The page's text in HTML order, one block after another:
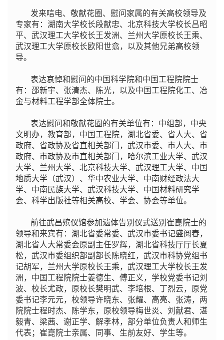
发来唁电、敬献花圈、慰问家属的有关高校领导及
专家有：湖南大学校长段献忠、北京科技大学校长吕昭
平、武汉理工大学校长王发洲、兰州大学原校长王乘、
武汉理工大学原校长欧阳世翕，以及其他兄弟高校领
导。
表达哀悼和慰问的中国科学院和中国工程院院士
有：邵新宇、张清杰、陈光，以及中国工程院化工、冶
金与材料工程学部全体院士。
表达慰问和敬献花圈的有关单位有：中组部，中央
文明办，教育部，中国工程院，湖北省委、省人大、省
政府、省政协及省直相关部门，武汉市委、市人大、市
政府、市政协及市直相关部门，哈尔滨工业大学、武汉
大学、兰州大学、北京科技大学、武汉理工大学、中国
地质大学（武汉）、华中农业大学、中南财经政法大
学、中南民族大学、武汉科技大学、中国材料研究学
会、科学出版社等相关高校、学会、协会等单位。
前往武昌殡仪馆参加遗体告别仪式送别崔崑院士的
领导和来宾有：湖北省委常委、武汉市委书记盛阅春，
湖北省人大常委会原副主任罗辉，湖北省科技厅厅长夏
松，武汉市委组织部副部长陈晓红，武汉市科协党组书
记胡军，兰州大学原校长王乘，武汉理工大学校长王发
洲，中国工程院院士姜德生、傅正义，学校党委书记刘
波、校长尤政，原校长樊明武、李培根、丁烈云，原党
委书记李元元，校领导许晓东、张耀、高亮、张涛，两
院院士程时杰、陈学东，原校领导梅世炎、刘献君、湛
毅青、梁茜、谢正学、解孝林，部分单位负责人和师生
代表；崔崑院士亲属、同事、生前友好、学生等。